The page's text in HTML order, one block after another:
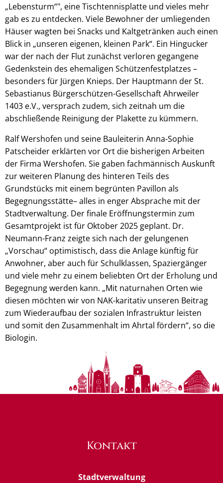
„Lebensturm“", eine Tischtennisplatte und vieles mehr
gab es zu entdecken. Viele Bewohner der umliegenden
Häuser wagten bei Snacks und Kaltgetränken auch einen
Blick in „unseren eigenen, kleinen Park“. Ein Hingucker
war der nach der Flut zunächst verloren gegangene
Gedenkstein des ehemaligen Schützenfestplatzes –
besonders für Jürgen Knieps. Der Hauptmann der St.
Sebastianus Bürgerschützen-Gesellschaft Ahrweiler
1403 e.V., versprach zudem, sich zeitnah um die
abschließende Reinigung der Plakette zu kümmern.
Ralf Wershofen und seine Bauleiterin Anna-Sophie
Patscheider erklärten vor Ort die bisherigen Arbeiten
der Firma Wershofen. Sie gaben fachmännisch Auskunft
zur weiteren Planung des hinteren Teils des
Grundstücks mit einem begrünten Pavillon als
Begegnungsstätte– alles in enger Absprache mit der
Stadtverwaltung. Der finale Eröffnungstermin zum
Gesamtprojekt ist für Oktober 2025 geplant. Dr.
Neumann-Franz zeigte sich nach der gelungenen
„Vorschau“ optimistisch, dass die Anlage künftig für
Anwohner, aber auch für Schulklassen, Spaziergänger
und viele mehr zu einem beliebten Ort der Erholung und
Begegnung werden kann. „Mit naturnahen Orten wie
diesen möchten wir von NAK-karitativ unseren Beitrag
zum Wiederaufbau der sozialen Infrastruktur leisten
und somit den Zusammenhalt im Ahrtal fördern“, so die
Biologin.
Kontakt
Stadtverwaltung